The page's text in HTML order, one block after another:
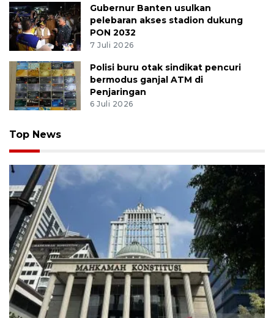
Gubernur Banten usulkan
pelebaran akses stadion dukung
PON 2032
7 Juli 2026
Polisi buru otak sindikat pencuri
bermodus ganjal ATM di
Penjaringan
6 Juli 2026
Top News